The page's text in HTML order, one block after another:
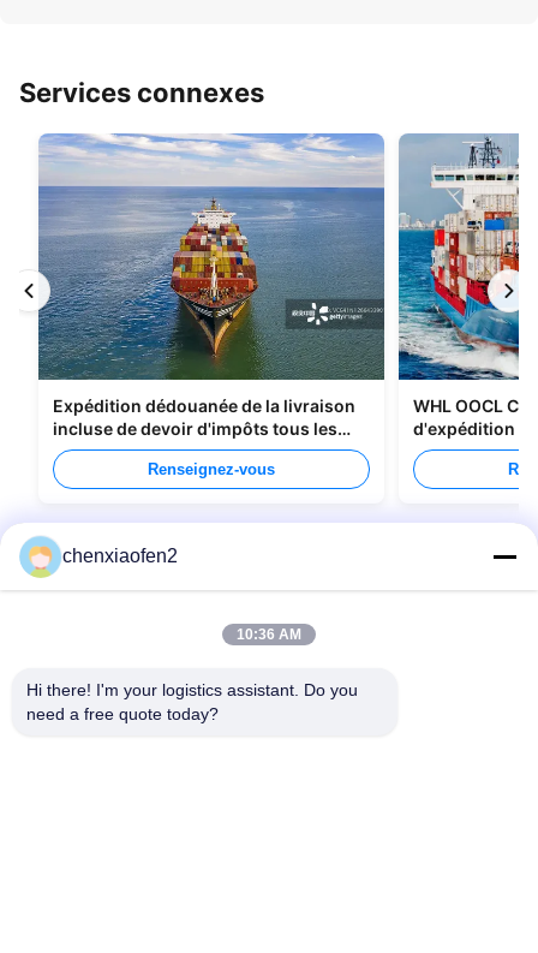
Services connexes
Expédition dédouanée de la livraison
incluse de devoir d'impôts tous les
types d'emballage
Renseignez-vous
WHL OOCL
d'expédition
Chine au
chenxiaofen2
10:36 AM
Hi there! I'm your logistics assistant. Do you
need a free quote today?